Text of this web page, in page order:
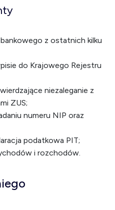
z ostatnich kilku
do Krajowego Rejestru
niezaleganie z
ZUS;
numeru NIP oraz
podatkowa PIT;
i rozchodów.